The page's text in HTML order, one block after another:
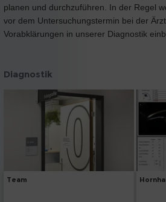
planen und durchzuführen. In der Regel
vor dem Untersuchungstermin bei der
Vorabklärungen in unserer Diagnostik
Diagnostik
Team